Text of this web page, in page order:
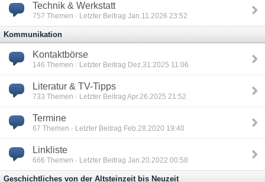
Technik & Werkstatt
757 Themen · Letzter Beitrag Jan.11.2026 23:52
Kommunikation
Kontaktbörse
146 Themen · Letzter Beitrag Dez.31.2025 11:06
Literatur & TV-Tipps
733 Themen · Letzter Beitrag Apr.26.2025 21:52
Termine
67 Themen · Letzter Beitrag Feb.28.2020 19:40
Linkliste
666 Themen · Letzter Beitrag Jan.20.2022 00:58
Geschichtliches von der Altsteinzeit bis Neuzeit